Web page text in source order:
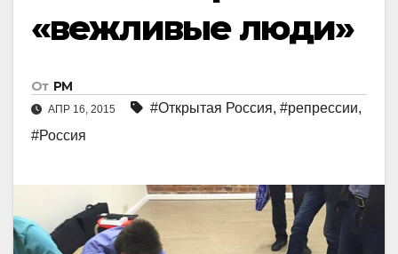
«вежливые люди»
От РМ
АПР 16, 2015 #Открытая Россия, #репрессии,
#Россия